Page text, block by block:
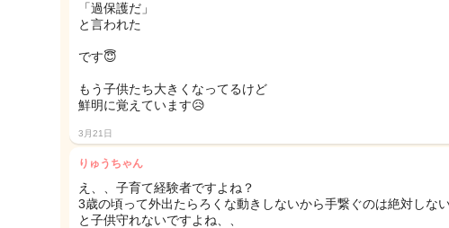
「過保護だ」
と言われた
です😇
もう子供たち大きくなってるけど
鮮明に覚えています😥
3月21日
りゅうちゃん
え、、子育て経験者ですよね？
3歳の頃って外出たらろくな動きしないから手繋ぐのは絶対しな
と子供守れないですよね、、